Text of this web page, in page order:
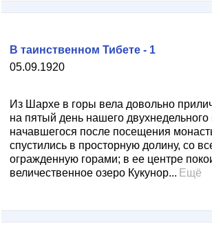
05.09.1920
В таинственном Тибете - 1
Из Шархе в горы вела довольно
на пятый день нашего
начавшегося после посещения
спустились в просторную долину, со
огражденную горами; в ее центре
величественное озеро Кукунор... Ещё